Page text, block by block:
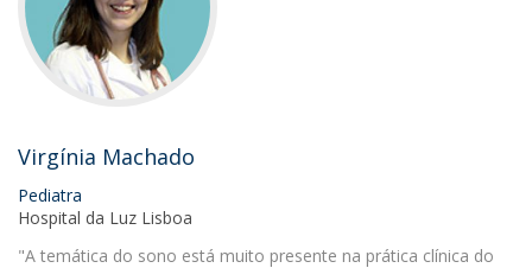
Virgínia Machado
Pediatra
Hospital da Luz Lisboa
"A temática do sono está muito presente na prática clínica do